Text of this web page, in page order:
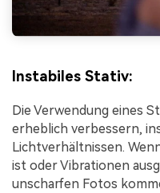
Instabiles Stativ:
Die Verwendung eines
erheblich verbessern,
Lichtverhältnissen.
ist oder Vibrationen
unscharfen Fotos